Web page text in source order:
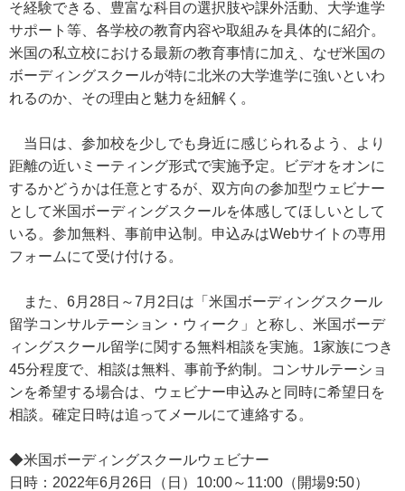
そ経験できる、豊富な科目の選択肢や課外活動、大学進学
サポート等、各学校の教育内容や取組みを具体的に紹介。
米国の私立校における最新の教育事情に加え、なぜ米国の
ボーディングスクールが特に北米の大学進学に強いといわ
れるのか、その理由と魅力を紐解く。
当日は、参加校を少しでも身近に感じられるよう、より
距離の近いミーティング形式で実施予定。ビデオをオンに
するかどうかは任意とするが、双方向の参加型ウェビナー
として米国ボーディングスクールを体感してほしいとして
いる。参加無料、事前申込制。申込みはWebサイトの専用
フォームにて受け付ける。
また、6月28日～7月2日は「米国ボーディングスクール
留学コンサルテーション・ウィーク」と称し、米国ボーデ
ィングスクール留学に関する無料相談を実施。1家族につき
45分程度で、相談は無料、事前予約制。コンサルテーショ
ンを希望する場合は、ウェビナー申込みと同時に希望日を
相談。確定日時は追ってメールにて連絡する。
◆米国ボーディングスクールウェビナー
日時：2022年6月26日（日）10:00～11:00（開場9:50）